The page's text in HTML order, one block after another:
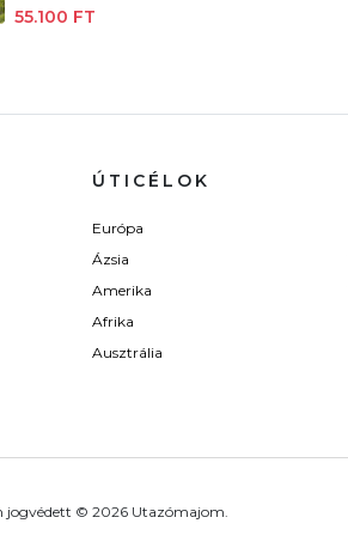
55.100 FT
ÚTICÉLOK
Európa
Ázsia
Amerika
Afrika
Ausztrália
jogvédett © 2026 Utazómajom.